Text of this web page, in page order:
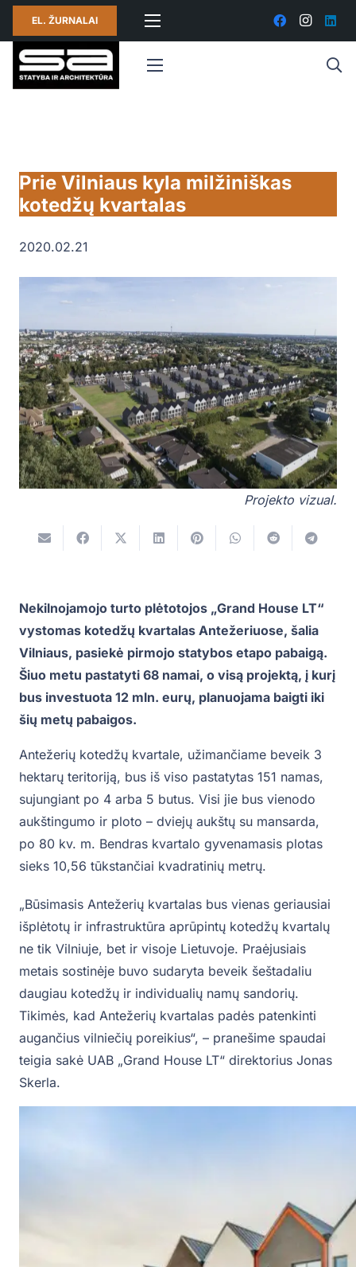
EL. ŽURNALAI
Prie Vilniaus kyla milžiniškas
kotedžų kvartalas
2020.02.21
Projekto vizual.
Nekilnojamojo turto plėtotojos „Grand House LT“
vystomas kotedžų kvartalas Antežeriuose, šalia
Vilniaus, pasiekė pirmojo statybos etapo pabaigą.
Šiuo metu pastatyti 68 namai, o visą projektą, į kurį
bus investuota 12 mln. eurų, planuojama baigti iki
šių metų pabaigos.
Antežerių kotedžų kvartale, užimančiame beveik 3
hektarų teritoriją, bus iš viso pastatytas 151 namas,
sujungiant po 4 arba 5 butus. Visi jie bus vienodo
aukštingumo ir ploto – dviejų aukštų su mansarda,
po 80 kv. m. Bendras kvartalo gyvenamasis plotas
sieks 10,56 tūkstančiai kvadratinių metrų.
„Būsimasis Antežerių kvartalas bus vienas geriausiai
išplėtotų ir infrastruktūra aprūpintų kotedžų kvartalų
ne tik Vilniuje, bet ir visoje Lietuvoje. Praėjusiais
metais sostinėje buvo sudaryta beveik šeštadaliu
daugiau kotedžų ir individualių namų sandorių.
Tikimės, kad Antežerių kvartalas padės patenkinti
augančius vilniečių poreikius“, – pranešime spaudai
teigia sakė UAB „Grand House LT“ direktorius Jonas
Skerla.